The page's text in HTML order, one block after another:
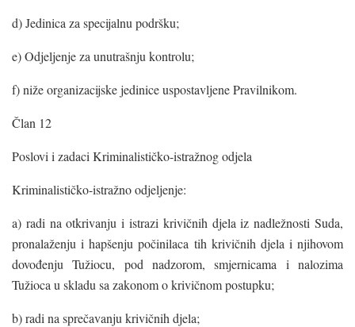
d) Jedinica za specijalnu podršku;
e) Odjeljenje za unutrašnju kontrolu;
f) niže organizacijske jedinice uspostavljene Pravilnikom.
Član 12
Poslovi i zadaci Kriminalističko-istražnog odjela
Kriminalističko-istražno odjeljenje:
a) radi na otkrivanju i istrazi krivičnih djela iz nadležnosti Suda,
pronalaženju i hapšenju počinilaca tih krivičnih djela i njihovom
dovođenju Tužiocu, pod nadzorom, smjernicama i nalozima
Tužioca u skladu sa zakonom o krivičnom postupku;
b) radi na sprečavanju krivičnih djela;